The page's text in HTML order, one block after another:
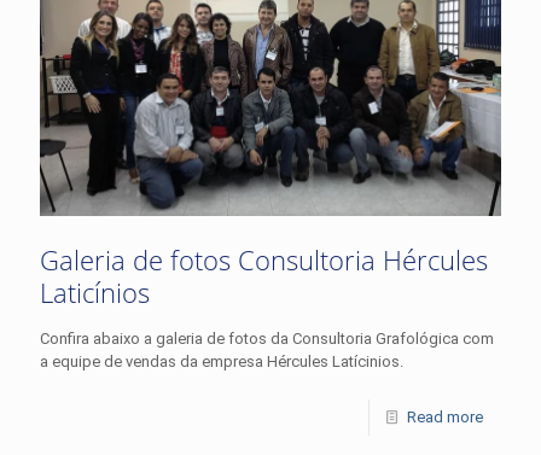
Galeria de fotos Consultoria Hércules
Laticínios
Confira abaixo a galeria de fotos da Consultoria Grafológica com
a equipe de vendas da empresa Hércules Latícinios.
Read more